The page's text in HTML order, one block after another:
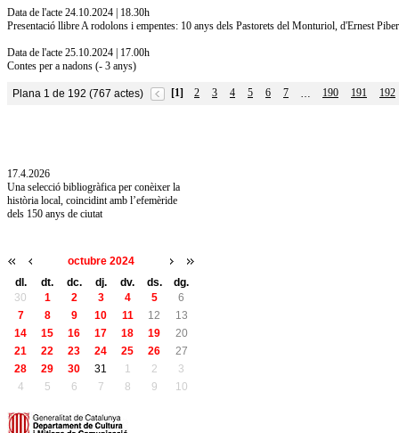
Data de l'acte 24.10.2024 | 18.30h
Presentació llibre A rodolons i empentes: 10 anys dels Pastorets del Monturiol, d'Ernest
Data de l'acte 25.10.2024 | 17.00h
Contes per a nadons (- 3 anys)
Plana 1 de 192 (767 actes) [1] 2 3 4 5 6 7 … 190 191
192
17.4.2026
Una selecció bibliogràfica per conèixer la
història local, coincidint amb l’efemèride
dels 150 anys de ciutat
octubre 2024
dl.
dt. dc. dj. dv. ds.
dg.
30
1 2 3 4 5
6
7
8 9 10 11 12
13
14
15 16 17 18 19
20
21
22 23 24 25 26
27
28
29 30 31 1 2
3
4
5 6 7 8 9 10